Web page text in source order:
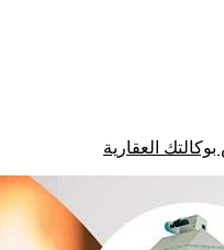
العقارية